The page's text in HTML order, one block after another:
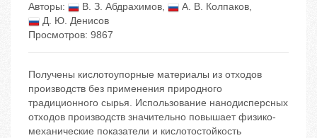
Авторы:
В. З. Абдрахимов, А. В. Колпаков,
Д. Ю. Денисов
Просмотров: 9867
Получены кислотоупорные материалы из отходов
производств без применения природного
традиционного сырья. Использование нанодисперсных
отходов производств значительно повышает физико-
механические показатели и кислотостойкость